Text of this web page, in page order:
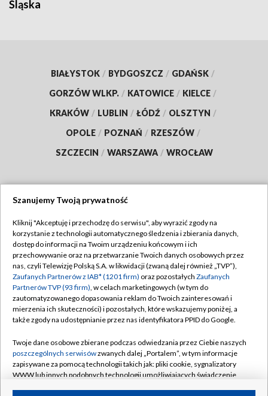
Śląska
BIAŁYSTOK / BYDGOSZCZ / GDAŃSK /
GORZÓW WLKP. / KATOWICE / KIELCE /
KRAKÓW / LUBLIN / ŁÓDŹ / OLSZTYN /
OPOLE / POZNAŃ / RZESZÓW /
SZCZECIN / WARSZAWA / WROCŁAW
TVP
Abonament TVP
Emisja w TVP
Centrum informacji TVP
Naziemna Telewizja Cyfrowa
Rada Programowa
System NOS
Informacje o nadawcy
Regulamin TVP
Polityka prywatności
Moje zgody
Pomoc
Kontakt
Kanały
Szanujemy Twoją prywatność
Kliknij "Akceptuję i przechodzę do serwisu", aby wyrazić zgody na
korzystanie z technologii automatycznego śledzenia i zbierania danych,
dostęp do informacji na Twoim urządzeniu końcowym i ich
przechowywanie oraz na przetwarzanie Twoich danych osobowych przez
nas, czyli Telewizję Polską S.A. w likwidacji (zwaną dalej również „TVP”),
Zaufanych Partnerów z IAB* (1201 firm) oraz pozostałych Zaufanych
Partnerów TVP (93 firm), w celach marketingowych (w tym do
zautomatyzowanego dopasowania reklam do Twoich zainteresowań i
mierzenia ich skuteczności) i pozostałych, które wskazujemy poniżej, a
także zgody na udostępnianie przez nas identyfikatora PPID do Google.
Twoje dane osobowe zbierane podczas odwiedzania przez Ciebie naszych
poszczególnych serwisówzwanych dalej „Portalem”, w tym informacje
zapisywane za pomocą technologii takich jak: pliki cookie, sygnalizatory
WWW lub innych podobnych technologii umożliwiających świadczenie